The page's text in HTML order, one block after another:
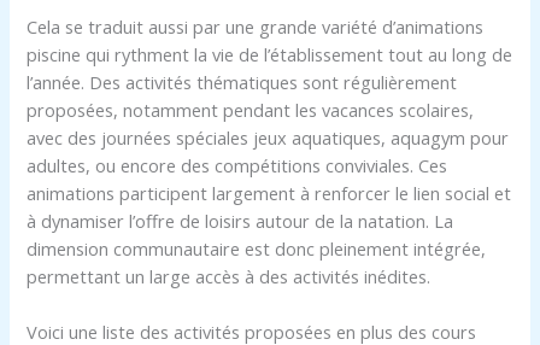
Cela se traduit aussi par une grande variété d’animations
piscine qui rythment la vie de l’établissement tout au long de
l’année. Des activités thématiques sont régulièrement
proposées, notamment pendant les vacances scolaires,
avec des journées spéciales jeux aquatiques, aquagym pour
adultes, ou encore des compétitions conviviales. Ces
animations participent largement à renforcer le lien social et
à dynamiser l’offre de loisirs autour de la natation. La
dimension communautaire est donc pleinement intégrée,
permettant un large accès à des activités inédites.
Voici une liste des activités proposées en plus des cours